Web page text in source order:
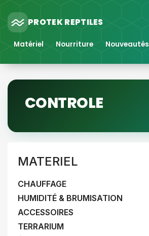
PROTEK REPTILES
Matériel Nourriture Nouveautés
CONTROLE
MATERIEL
CHAUFFAGE
HUMIDITÉ & BRUMISATION
ACCESSOIRES
TERRARIUM